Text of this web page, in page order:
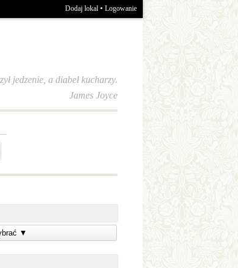
Dodaj lokal • Logowanie
jedzenie, a diabeł kucharzy.
James Joyce
▼